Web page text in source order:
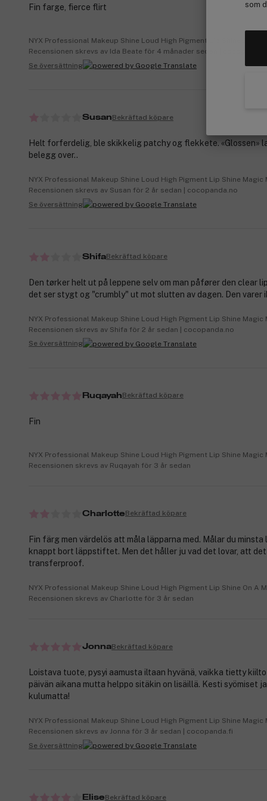
som
Fin farge, fierce flirt
NYX Professional Makeup Shine Loud High Pigment Lip Shine 26
Recensionen skrevs av Ida Beate för 4 månader sedan |
Se översättning
SusanBekräftad köpare
Helt forferdelig, ble skikkelig patchy og flekkete. «Glossen»
belegg over..
NYX Professional Makeup Shine Loud High Pigment Lip Shine Magic
Recensionen skrevs av Susan för 2 år sedan | cocopanda.no
Se översättning
ShifaBekräftad köpare
Den tørker helt ut på leppene selv om man påfører den clear
det ser stygt og "crumbly" ut mot slutten av dagen. Den varer
NYX Professional Makeup Shine Loud High Pigment Lip Shine Magic
Recensionen skrevs av Shifa för 2 år sedan | cocopanda.no
Se översättning
RuqayahBekräftad köpare
Fin
NYX Professional Makeup Shine Loud High Pigment Lip Shine Magic
Recensionen skrevs av Ruqayah för 3 år sedan
CharlotteBekräftad köpare
Fin färg men värdelös att måla läpparna med. Målar du
knappt bort läppstiftet. Men det håller ju vad det lovar, att
transferproof.
NYX Professional Makeup Shine Loud High Pigment Lip Shine On A
Recensionen skrevs av Charlotte för 3 år sedan
JonnaBekräftad köpare
Loistava tuote, pysyi aamusta iltaan hyvänä, vaikka tietty
päivän aikana mutta helppo sitäkin on lisäillä. Kesti syömiset
kulumatta!
NYX Professional Makeup Shine Loud High Pigment Lip Shine Magic
Recensionen skrevs av Jonna för 3 år sedan | cocopanda.fi
Se översättning
EliseBekräftad köpare